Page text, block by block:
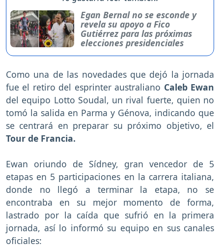
Egan Bernal no se esconde y
revela su apoyo a Fico
Gutiérrez para las próximas
elecciones presidenciales
Como una de las novedades que dejó la jornada
fue el retiro del esprinter australiano Caleb Ewan
del equipo Lotto Soudal, un rival fuerte, quien no
tomó la salida en Parma y Génova, indicando que
se centrará en preparar su próximo objetivo, el
Tour de Francia.
Ewan oriundo de Sídney, gran vencedor de 5
etapas en 5 participaciones en la carrera italiana,
donde no llegó a terminar la etapa, no se
encontraba en su mejor momento de forma,
lastrado por la caída que sufrió en la primera
jornada, así lo informó su equipo en sus canales
oficiales: